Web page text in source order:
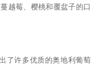
越莓、樱桃和覆盆子的口
了许多优质的奥地利葡萄